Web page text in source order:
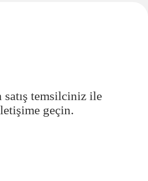
satış temsilciniz ile
geçin.